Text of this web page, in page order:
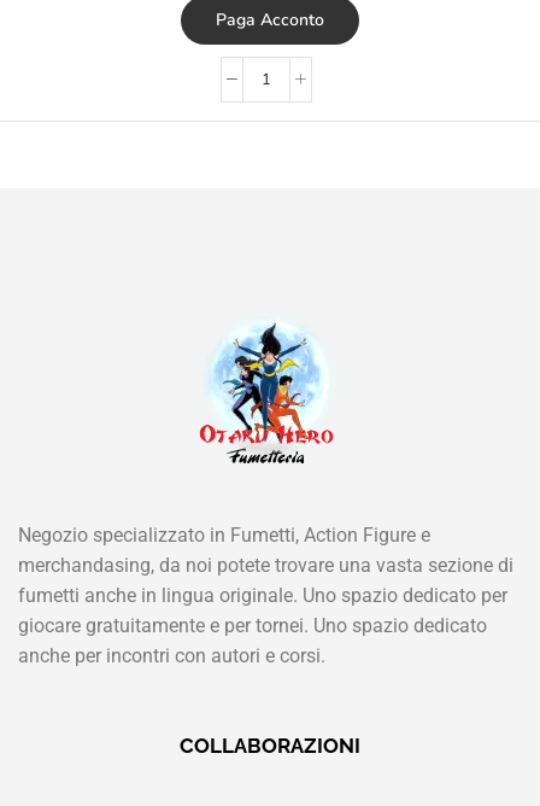
Paga Acconto
Negozio specializzato in Fumetti, Action Figure e
merchandasing, da noi potete trovare una vasta sezione di
fumetti anche in lingua originale. Uno spazio dedicato per
giocare gratuitamente e per tornei. Uno spazio dedicato
anche per incontri con autori e corsi.
COLLABORAZIONI